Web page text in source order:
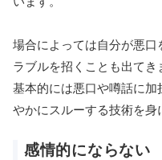
場合によっては自分が悪口
ラブルを招くことも出てき
基本的には悪口や噂話に加
やかにスルーする技術を身
感情的にならない